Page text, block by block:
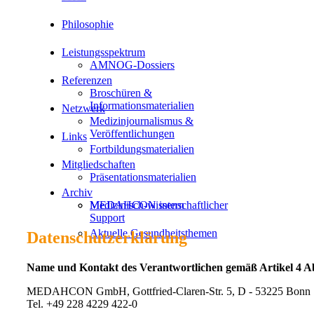
Philosophie
Leistungsspektrum
AMNOG-Dossiers
Broschüren &
Informationsmaterialien
Medizinjournalismus &
Veröffentlichungen
Fortbildungsmaterialien
Präsentationsmaterialien
Medizinisch-wissenschaftlicher
Support
Referenzen
Netzwerk
Links
Mitgliedschaften
Archiv
MEDAHCON intern
Aktuelle Gesundheitsthemen
Datenschutzerklärung
Name und Kontakt des Verantwortlichen gemäß Artikel 4
MEDAHCON GmbH, Gottfried-Claren-Str. 5, D - 53225 Bonn
Tel. +49 228 4229 422-0